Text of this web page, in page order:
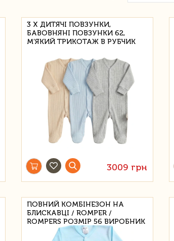
3 Х ДИТЯЧІ ПОВЗУНКИ,
БАВОВНЯНІ ПОВЗУНКИ 62,
М’ЯКИЙ ТРИКОТАЖ В РУБЧИК
3009 грн
ПОВНИЙ КОМБІНЕЗОН НА
БЛИСКАВЦІ / ROMPER /
ROMPERS РОЗМІР 56 ВИРОБНИК